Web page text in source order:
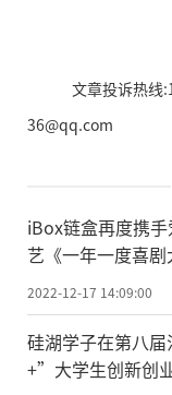
文章投诉热线
36@qq.com
iBox链盒再度携
艺《一年一度喜
品
2022-12-17 14:09:00
硅湖学子在第八
+”大学生创新创